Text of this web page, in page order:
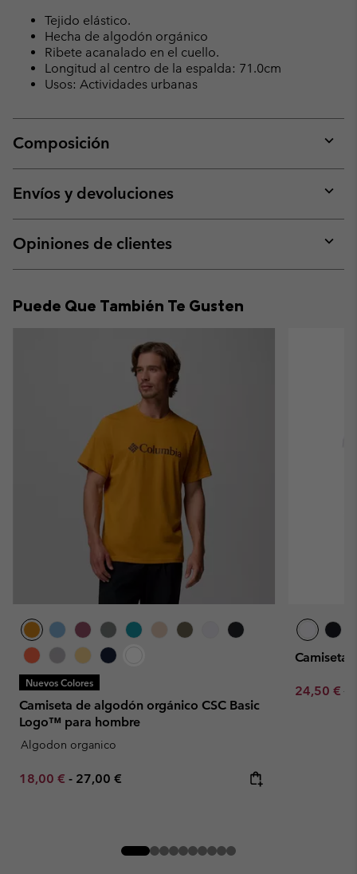
Tejido elástico.
Hecha de algodón orgánico
Ribete acanalado en el cuello.
Longitud al centro de la espalda: 71.0cm
Usos: Actividades urbanas
Composición
or
Envíos y devoluciones
or
Opiniones de clientes
or
Puede Que También Te Gusten
Nuevos Colores
Camiseta de algodón orgánico CSC Basic
Logo™ para hombre
Algodon organico
Minimum sale price:
18,00 € - Maximum price:
27,00 €
Camiseta
Sale price:
24,50 €